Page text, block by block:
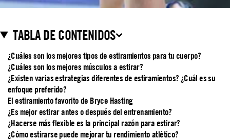
TABLA DE CONTENIDOS
¿Cuáles son los mejores tipos de estiramientos para tu cuerpo?
¿Cuáles son los mejores músculos a estirar?
¿Existen varias estrategias diferentes de estiramientos? ¿Cuál es su
enfoque preferido?
El estiramiento favorito de Bryce Hasting
¿Es mejor estirar antes o después del entrenamiento?
¿Hacerse más flexible es la principal razón para estirar?
¿Cómo estirarse puede mejorar tu rendimiento atlético?